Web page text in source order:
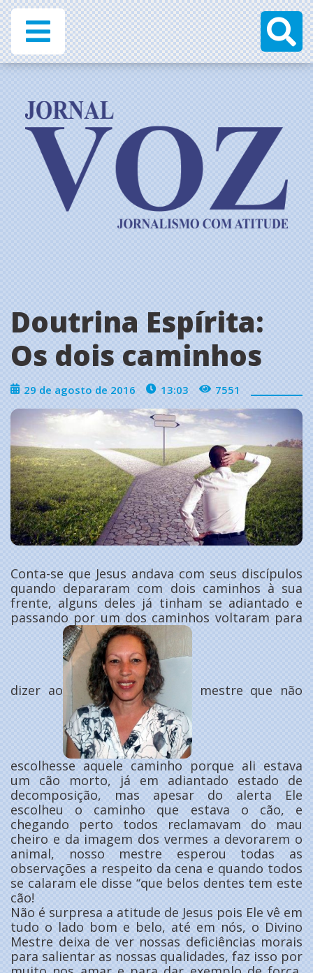
Doutrina Espírita:
Os dois caminhos
29 de agosto de 2016 13:03 7551
Conta-se que Jesus andava com seus discípulos
quando depararam com dois caminhos à sua
frente, alguns deles já tinham se adiantado e
passando por um dos caminhos voltaram para
dizer ao mestre que não
escolhesse aquele caminho porque ali estava
um cão morto, já em adiantado estado de
decomposição, mas apesar do alerta Ele
escolheu o caminho que estava o cão, e
chegando perto todos reclamavam do mau
cheiro e da imagem dos vermes a devorarem o
animal, nosso mestre esperou todas as
observações a respeito da cena e quando todos
se calaram ele disse ‘‘que belos dentes tem este
cão!
Não é surpresa a atitude de Jesus pois Ele vê em
tudo o lado bom e belo, até em nós, o Divino
Mestre deixa de ver nossas deficiências morais
para salientar as nossas qualidades, faz isso por